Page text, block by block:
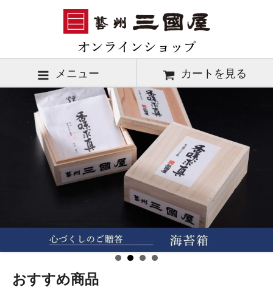
メニュー カートを見る
おすすめ商品